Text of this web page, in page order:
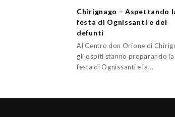
Chirignago – Aspettando
festa di Ognissanti e dei
defunti
Al Centro don Orione di
gli ospiti stanno preparando la
festa di Ognissanti e la…